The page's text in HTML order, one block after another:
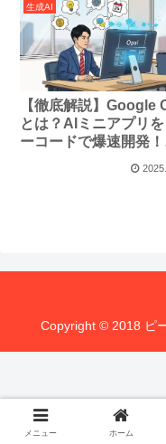
生成AI
【徹底解説】Google
とは？AIミニアプリを
ーコードで爆速開発！
Copyright © 2018 ピ
メニュー ホーム